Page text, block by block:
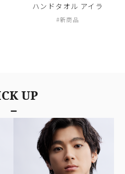
ハンドタオル アイラ
新商品
UP
－